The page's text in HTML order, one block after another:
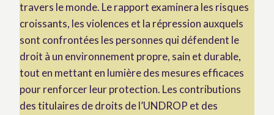
travers le monde. Le rapport examinera les risques
croissants, les violences et la répression auxquels
sont confrontées les personnes qui défendent le
droit à un environnement propre, sain et durable,
tout en mettant en lumière des mesures efficaces
pour renforcer leur protection. Les contributions
des titulaires de droits de l’UNDROP et des